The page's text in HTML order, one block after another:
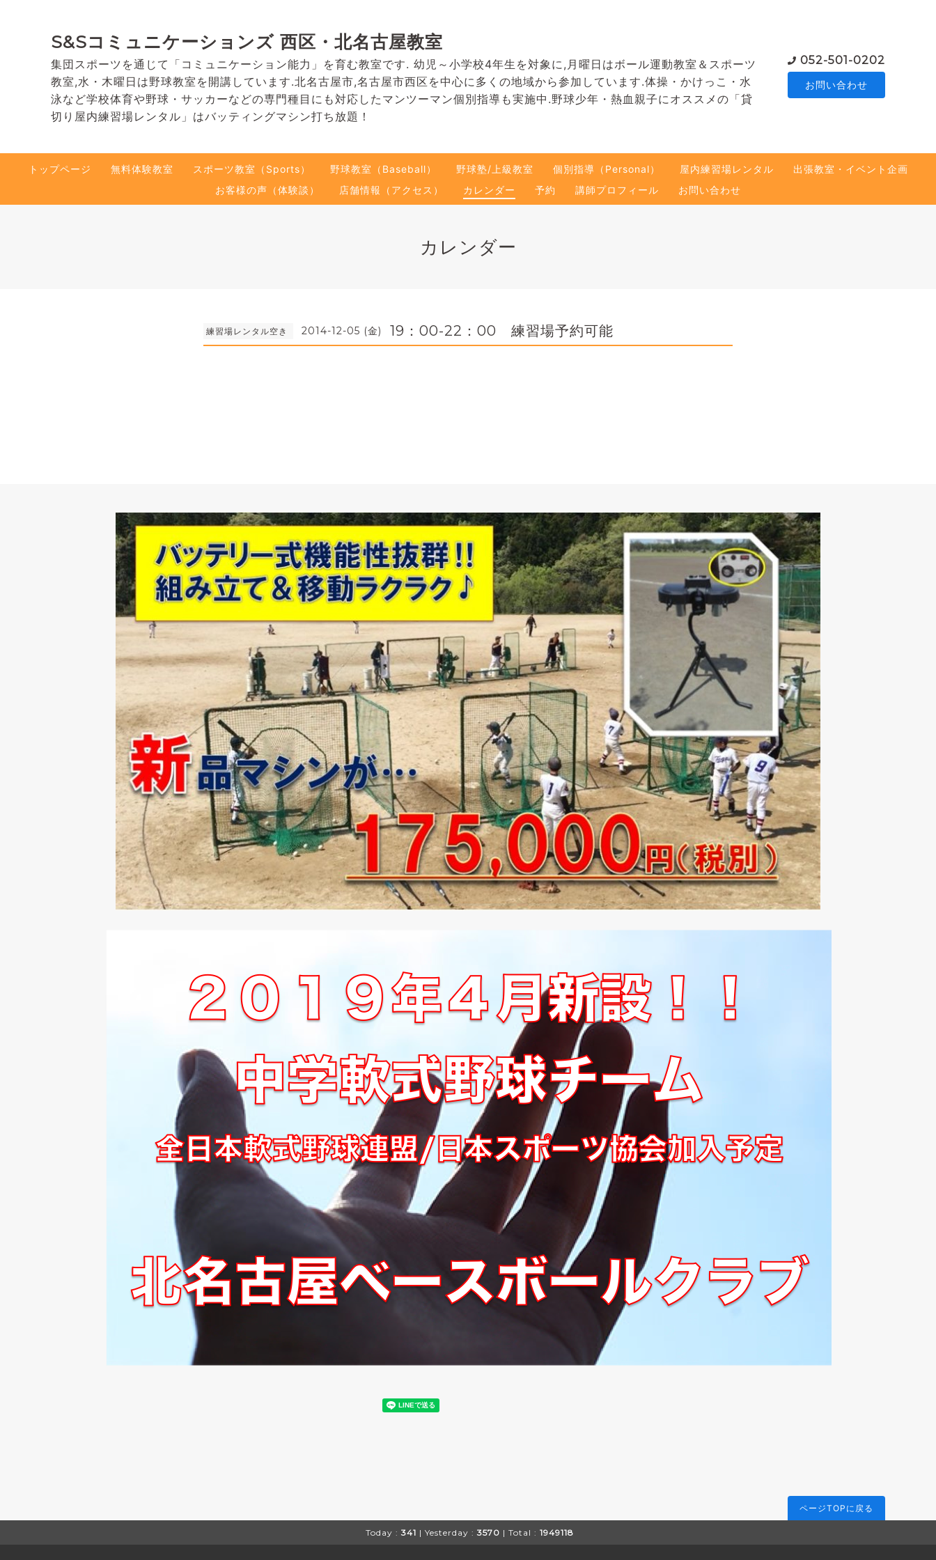
S&Sコミュニケーションズ 西区・北名古屋教室
集団スポーツを通じて「コミュニケーション能力」を育む教室です. 幼児～小学校4年生を対象に,月曜日はボール運動教室＆スポーツ
教室,水・木曜日は野球教室を開講しています.北名古屋市,名古屋市西区を中心に多くの地域から参加しています.体操・かけっこ・水
泳など学校体育や野球・サッカーなどの専門種目にも対応したマンツーマン個別指導も実施中.野球少年・熱血親子にオススメの「貸
切り屋内練習場レンタル」はバッティングマシン打ち放題！
052-501-0202
お問い合わせ
トップページ 無料体験教室 スポーツ教室（Sports） 野球教室（Baseball） 野球塾/上級教室 個別指導（Personal） 屋内練習場レンタル
出張教室・イベント企画
お客様の声（体験談）
店舗情報（アクセス） カレンダー 予約 講師プロフィール お問い合わせ
カレンダー
練習場レンタル空き 2014-12-05 (金) 19：00-22：00 練習場予約可能
ページTOPに戻る
Today : 341 | Yesterday : 3570 | Total : 1949118